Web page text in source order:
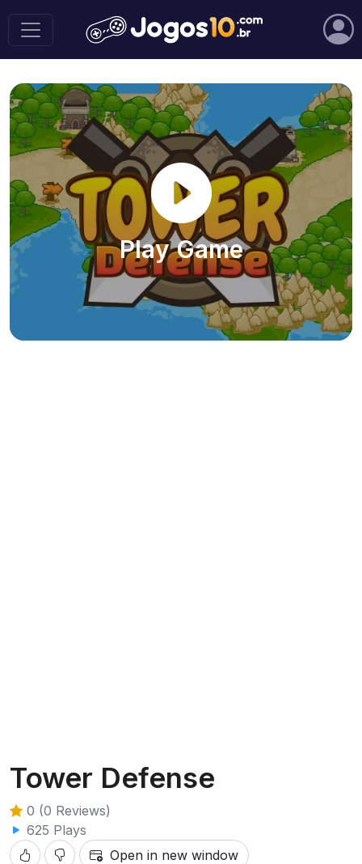
Play Game
Tower Defense
0 (0 Reviews)
625 Plays
Open in new window